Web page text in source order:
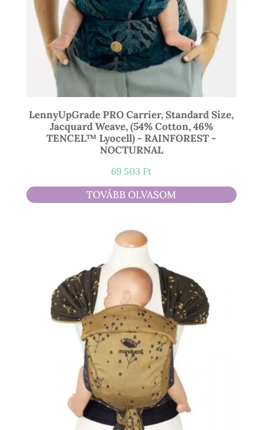
LennyUpGrade PRO Carrier, Standard Size,
Jacquard Weave, (54% Cotton, 46%
TENCEL™ Lyocell) - RAINFOREST -
NOCTURNAL
69 503 Ft
TOVÁBB OLVASOM